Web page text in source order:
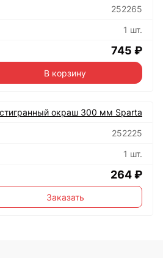
252265
1 шт.
745 ₽
В корзину
окраш 300 мм Sparta
252225
1 шт.
264 ₽
Заказать